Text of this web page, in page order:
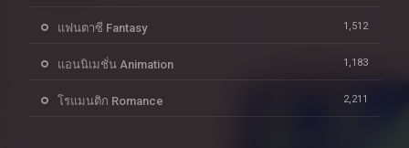
แฟนตาซี Fantasy 1,512
แอนนิเมชั่น Animation 1,183
โรแมนติก Romance 2,211